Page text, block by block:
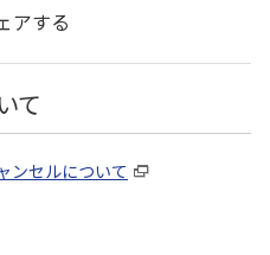
アする
て
ンセルについて